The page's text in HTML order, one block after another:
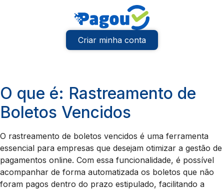
Criar minha conta
O que é: Rastreamento de
Boletos Vencidos
O rastreamento de boletos vencidos é uma ferramenta
essencial para empresas que desejam otimizar a gestão de
pagamentos online. Com essa funcionalidade, é possível
acompanhar de forma automatizada os boletos que não
foram pagos dentro do prazo estipulado, facilitando a